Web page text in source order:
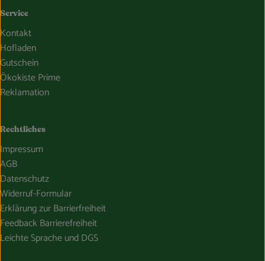
Service
Kontakt
Hofladen
Gutschein
Ökokiste Prime
Reklamation
Rechtliches
Impressum
AGB
Datenschutz
Widerruf-Formular
Erklärung zur Barrierfreiheit
Feedback Barrierefreiheit
Leichte Sprache und DGS